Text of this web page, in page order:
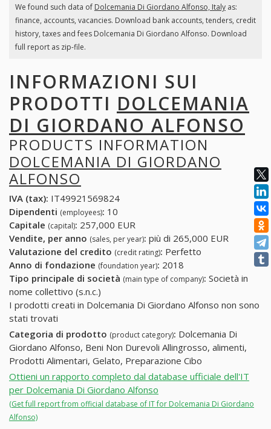
We found such data of Dolcemania Di Giordano Alfonso, Italyas:
finance, accounts, vacancies. Download bank accounts, tenders, credit
history, taxes and fees Dolcemania Di Giordano Alfonso. Download
full report as zip-file.
INFORMAZIONI SUI
PRODOTTI DOLCEMANIA
DI GIORDANO ALFONSO
PRODUCTS INFORMATION
DOLCEMANIA DI GIORDANO
ALFONSO
IVA (tax): IT49921569824
Dipendenti (employees): 10
Capitale (capital): 257,000 EUR
Vendite, per anno (sales, per year): più di 265,000 EUR
Valutazione del credito (credit rating): Perfetto
Anno di fondazione (foundation year): 2018
Tipo principale di società (main type of company): Società in
nome collettivo (s.n.c.)
I prodotti creati in Dolcemania Di Giordano Alfonso non sono
stati trovati
Categoria di prodotto (product category): Dolcemania Di
Giordano Alfonso, Beni Non Durevoli Allingrosso, alimenti,
Prodotti Alimentari, Gelato, Preparazione Cibo
Ottieni un rapporto completo dal database ufficiale dell'IT
per Dolcemania Di Giordano Alfonso
(Get full report from official database of IT for Dolcemania Di Giordano
Alfonso)